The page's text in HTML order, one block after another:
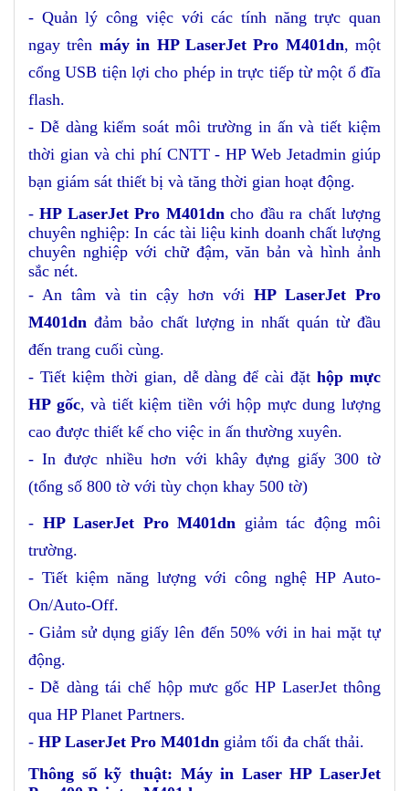
- Quản lý công việc với các tính năng trực quan
ngay trên máy in HP LaserJet Pro M401dn, một
cổng USB tiện lợi cho phép in trực tiếp từ một ổ đĩa
flash.
- Dễ dàng kiểm soát môi trường in ấn và tiết kiệm
thời gian và chi phí CNTT - HP Web Jetadmin giúp
bạn giám sát thiết bị và tăng thời gian hoạt động.
-HP LaserJet Pro M401dn cho đầu ra chất lượng
chuyên nghiệp: In các tài liệu kinh doanh chất lượng
chuyên nghiệp với chữ đậm, văn bản và hình ảnh
sắc nét.
- An tâm và tin cậy hơn với HP LaserJet Pro
M401dn đảm bảo chất lượng in nhất quán từ đầu
đến trang cuối cùng.
- Tiết kiệm thời gian, dễ dàng để cài đặthộp mực
HP gốc, và tiết kiệm tiền với hộp mực dung lượng
cao được thiết kế cho việc in ấn thường xuyên.
- In được nhiều hơn với khây đựng giấy 300 tờ
(tổng số 800 tờ với tùy chọn khay 500 tờ)
- HP LaserJet Pro M401dn giảm tác động môi
trường.
- Tiết kiệm năng lượng với công nghệ HP Auto-
On/Auto-Off.
- Giảm sử dụng giấy lên đến 50% với in hai mặt tự
động.
- Dễ dàng tái chế hộp mưc gốc HP LaserJet thông
qua HP Planet Partners.
- HP LaserJet Pro M401dn giảm tối đa chất thải.
Thông số kỹ thuật: Máy in Laser HP LaserJet